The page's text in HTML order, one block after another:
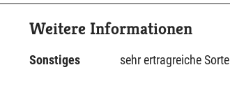
Weitere Informationen
Sonstiges sehr ertragreiche Sorte